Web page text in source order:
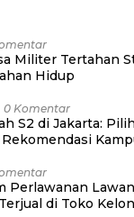
Militer Tertahan
Hidup
0 Komentar
S2 di Jakarta:
Perlawanan
di Toko